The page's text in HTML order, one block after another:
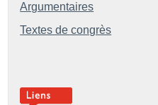
Argumentaires
Textes de congrès